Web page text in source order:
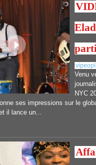
Venu
NYC
ses impressions sur le
il lance un...